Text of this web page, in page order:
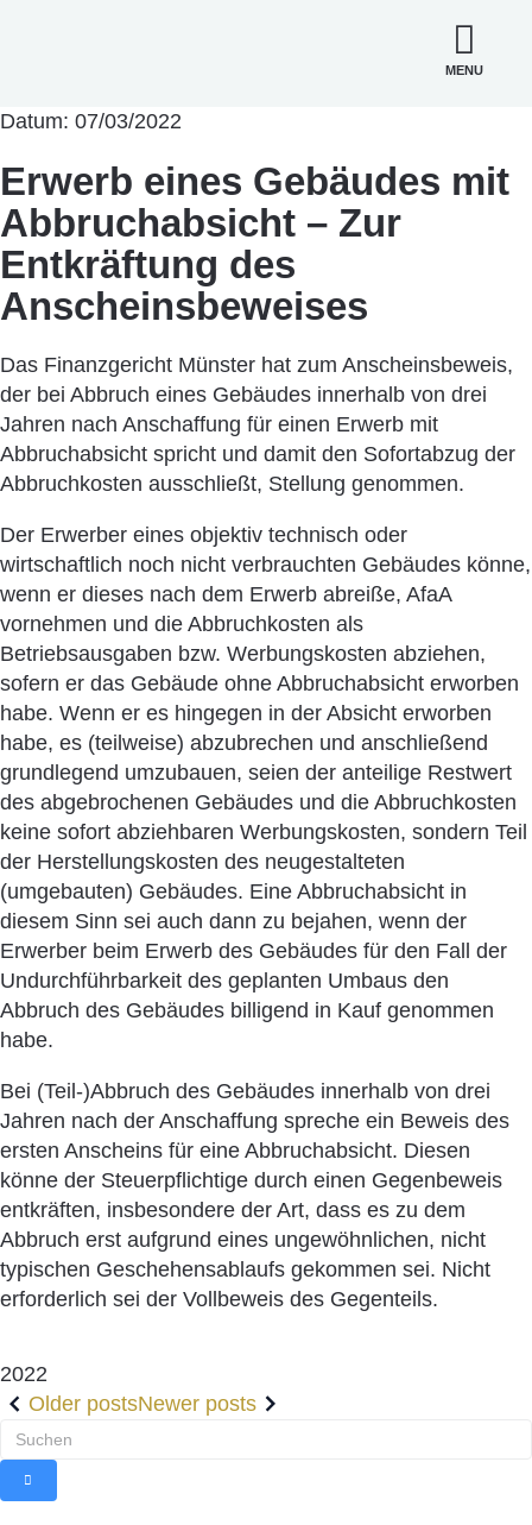
MENU
Datum: 07/03/2022
Erwerb eines Gebäudes mit
Abbruchabsicht – Zur
Entkräftung des
Anscheinsbeweises
Das Finanzgericht Münster hat zum Anscheinsbeweis,
der bei Abbruch eines Gebäudes innerhalb von drei
Jahren nach Anschaffung für einen Erwerb mit
Abbruchabsicht spricht und damit den Sofortabzug der
Abbruchkosten ausschließt, Stellung genommen.
Der Erwerber eines objektiv technisch oder
wirtschaftlich noch nicht verbrauchten Gebäudes könne,
wenn er dieses nach dem Erwerb abreiße, AfaA
vornehmen und die Abbruchkosten als
Betriebsausgaben bzw. Werbungskosten abziehen,
sofern er das Gebäude ohne Abbruchabsicht erworben
habe. Wenn er es hingegen in der Absicht erworben
habe, es (teilweise) abzubrechen und anschließend
grundlegend umzubauen, seien der anteilige Restwert
des abgebrochenen Gebäudes und die Abbruchkosten
keine sofort abziehbaren Werbungskosten, sondern Teil
der Herstellungskosten des neugestalteten
(umgebauten) Gebäudes. Eine Abbruchabsicht in
diesem Sinn sei auch dann zu bejahen, wenn der
Erwerber beim Erwerb des Gebäudes für den Fall der
Undurchführbarkeit des geplanten Umbaus den
Abbruch des Gebäudes billigend in Kauf genommen
habe.
Bei (Teil-)Abbruch des Gebäudes innerhalb von drei
Jahren nach der Anschaffung spreche ein Beweis des
ersten Anscheins für eine Abbruchabsicht. Diesen
könne der Steuerpflichtige durch einen Gegenbeweis
entkräften, insbesondere der Art, dass es zu dem
Abbruch erst aufgrund eines ungewöhnlichen, nicht
typischen Geschehensablaufs gekommen sei. Nicht
erforderlich sei der Vollbeweis des Gegenteils.
2022
Older postsNewer posts